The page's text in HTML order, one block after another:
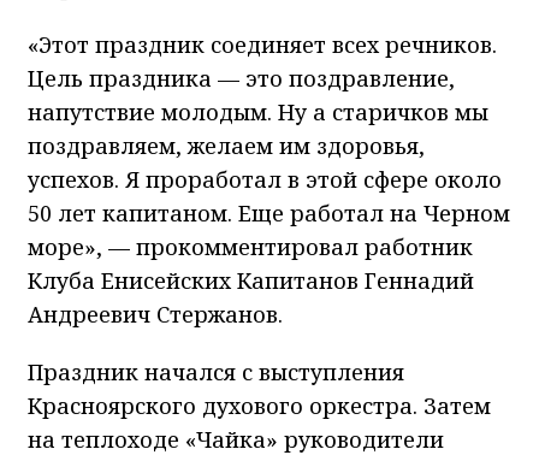
«Этот праздник соединяет всех речников.
Цель праздника — это поздравление,
напутствие молодым. Ну а старичков мы
поздравляем, желаем им здоровья,
успехов. Я проработал в этой сфере около
50 лет капитаном. Еще работал на Черном
море», — прокомментировал работник
Клуба Енисейских Капитанов Геннадий
Андреевич Стержанов.
Праздник начался с выступления
Красноярского духового оркестра. Затем
на теплоходе «Чайка» руководители